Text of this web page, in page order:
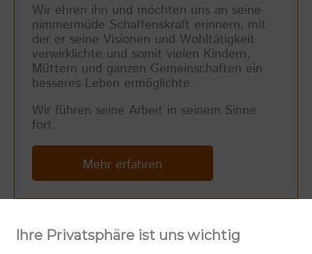
Wir ehren ihn und möchten uns an seine
nimmermüde Schaffenskraft erinnern, mit
der er seine Visionen und Wohltätigkeit
verwirklichte und somit vielen Kindern,
Müttern und ganzen Gemeinschaften ein
besseres Leben ermöglichte.
Wir führen seine Arbeit in seinem Sinne
fort.
Mehr erfahren
Ihre Privatsphäre ist uns wichtig